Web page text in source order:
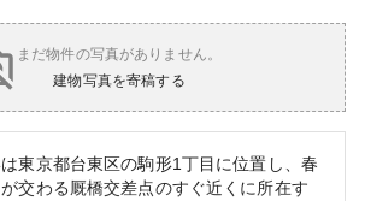
まだ物件の写真がありません。
建物写真を寄稿する
東京都台東区の駒形1丁目に位置し、春
交わる厩橋交差点のすぐ近くに所在す